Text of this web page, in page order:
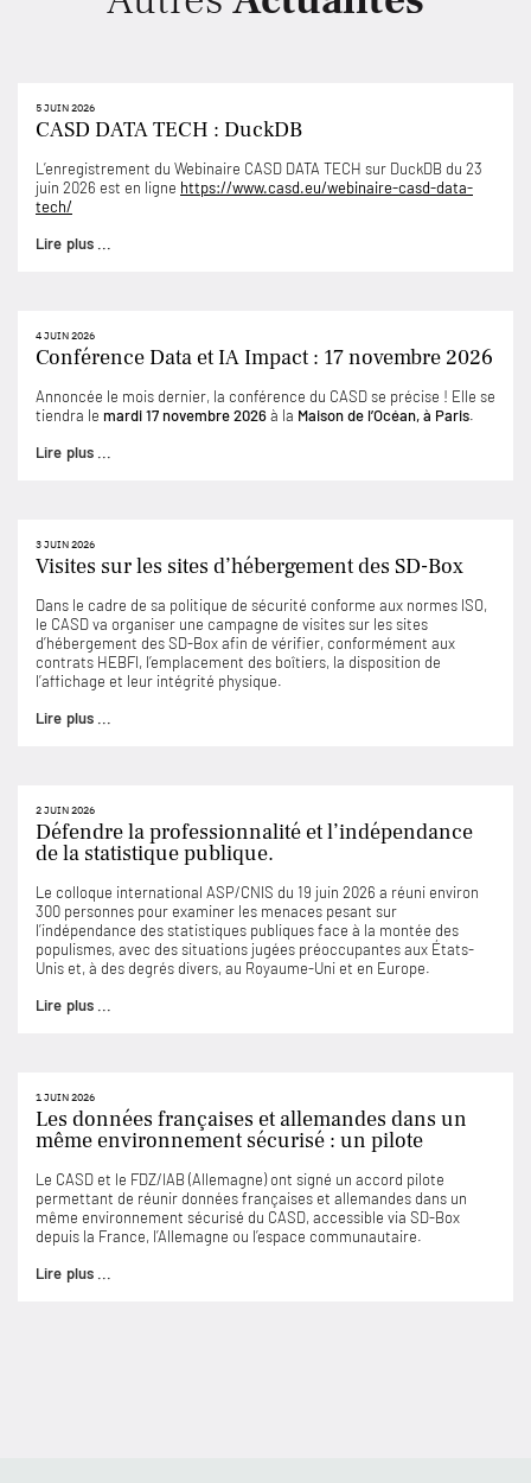
5 JUIN 2026
CASD DATA TECH : DuckDB
L’enregistrement du Webinaire CASD DATA TECH sur DuckDB du 23
juin 2026 est en ligne https://www.casd.eu/webinaire-casd-data-
tech/
Lire plus ...
4 JUIN 2026
Conférence Data et IA Impact : 17 novembre 2026
Annoncée le mois dernier, la conférence du CASD se précise ! Elle se
tiendra le mardi 17 novembre 2026à la Maison de l’Océan, à Paris.
Lire plus ...
3 JUIN 2026
Visites sur les sites d’hébergement des SD-Box
Dans le cadre de sa politique de sécurité conforme aux normes ISO,
le CASD va organiser une campagne de visites sur les sites
d’hébergement des SD-Box afin de vérifier, conformément aux
contrats HEBFI, l’emplacement des boîtiers, la disposition de
l’affichage et leur intégrité physique.
Lire plus ...
2 JUIN 2026
Défendre la professionnalité et l’indépendance
de la statistique publique.
Le colloque international ASP/CNIS du 19 juin 2026 a réuni environ
300 personnes pour examiner les menaces pesant sur
l’indépendance des statistiques publiques face à la montée des
populismes, avec des situations jugées préoccupantes aux États-
Unis et, à des degrés divers, au Royaume-Uni et en Europe.
Lire plus ...
1 JUIN 2026
Les données françaises et allemandes dans un
même environnement sécurisé : un pilote
Le CASD et le FDZ/IAB (Allemagne) ont signé un accord pilote
permettant de réunir données françaises et allemandes dans un
même environnement sécurisé du CASD, accessible via SD-Box
depuis la France, l’Allemagne ou l’espace communautaire.
Lire plus ...